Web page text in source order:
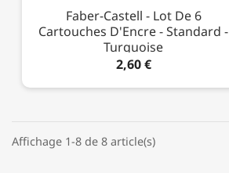
Faber-Castell - Lot De 6
Cartouches D'Encre - Standard -
Turquoise
2,60 €
Affichage 1-8 de 8 article(s)